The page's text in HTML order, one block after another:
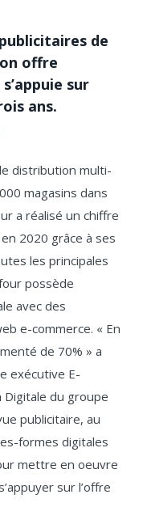
de
offre
sur
ans.
distribution multi-
magasins dans
a réalisé un chiffre
2020 grâce à ses
les principales
possède
avec des
e-commerce. « En
de 70% » a
exécutive E-
du groupe
publicitaire, au
formes digitales
mettre en oeuvre
sur l’offre